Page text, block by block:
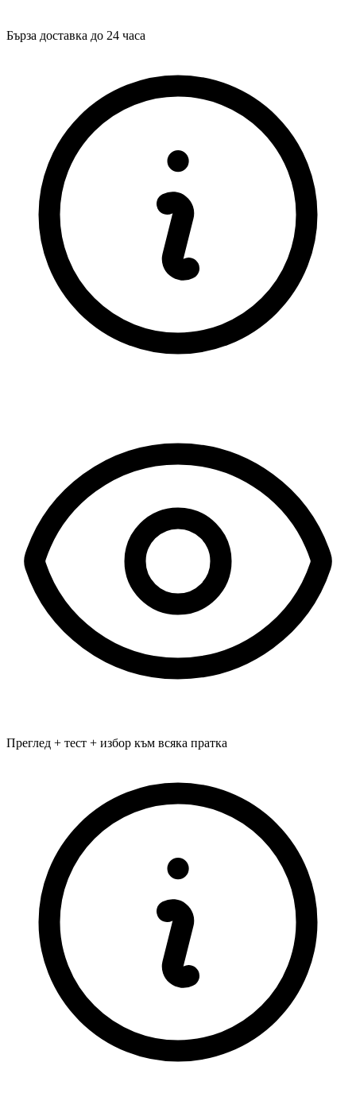
Бърза доставка до 24 часа
Преглед + тест + избор към всяка пратка